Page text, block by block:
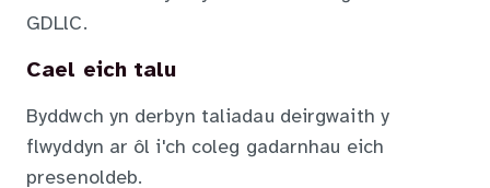
GDLlC.
Cael eich talu
Byddwch yn derbyn taliadau deirgwaith y
flwyddyn ar ôl i'ch coleg gadarnhau eich
presenoldeb.